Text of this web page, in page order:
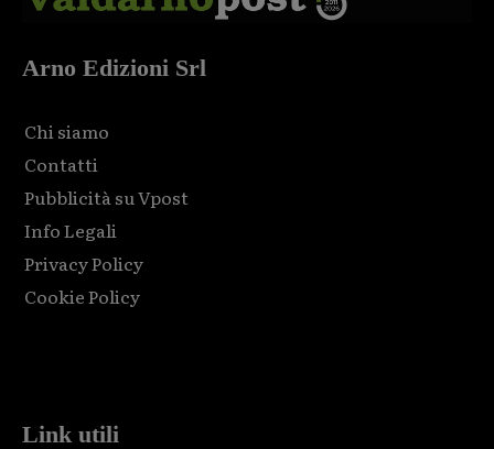
Arno Edizioni Srl
Chi siamo
Contatti
Pubblicità su Vpost
Info Legali
Privacy Policy
Cookie Policy
Link utili